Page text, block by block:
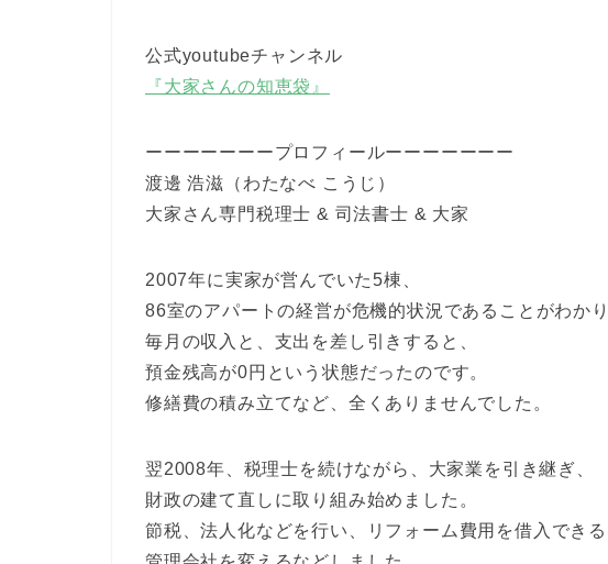
公式youtubeチャンネル
『大家さんの知恵袋』
ーーーーーーープロフィールーーーーーーー
渡邊 浩滋（わたなべ こうじ）
大家さん専門税理士 & 司法書士 & 大家
2007年に実家が営んでいた5棟、
86室のアパートの経営が危機的状況であることがわかり
毎月の収入と、支出を差し引きすると、
預金残高が0円という状態だったのです。
修繕費の積み立てなど、全くありませんでした。
翌2008年、税理士を続けながら、大家業を引き継ぎ、
財政の建て直しに取り組み始めました。
節税、法人化などを行い、リフォーム費用を借入できる